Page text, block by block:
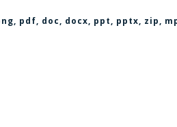
pdf, doc, docx, ppt, pptx, zip,